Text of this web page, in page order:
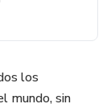
los
mundo, sin